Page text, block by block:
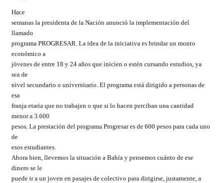
Hace
semanas la presidenta de la Nación anunció la implementación del
llamado
programa PROGRESAR. La idea de la iniciativa es brindar un monto
económico a
jóvenes de entre 18 y 24 años que inicien o estén cursando estudios, ya
sea de
nivel secundario o universitario. El programa está dirigido a personas de
esa
franja etaria que no trabajen o que si lo hacen perciban una cantidad
menor a 3.600
pesos. La prestación del programa Progresar es de 600 pesos para cada uno
de
esos estudiantes.
Ahora bien, llevemos la situación a Bahía y pensemos cuánto de ese
dinero se le
puede ir a un joven en pasajes de colectivo para dirigirse, justamente, a